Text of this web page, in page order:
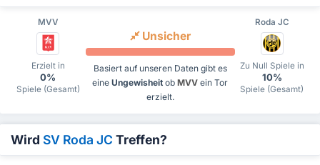
MVV Roda JC
Erzielt in
0%
Spiele (Gesamt)
Unsicher
Basiert auf unseren Daten gibt es
eine Ungewisheit ob MVV ein Tor
erzielt.
Zu Null Spiele in
10%
Spiele (Gesamt)
Wird SV Roda JC Treffen?